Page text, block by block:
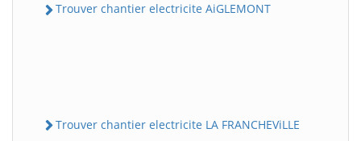
Trouver chantier electricite AiGLEMONT
Trouver chantier electricite LA FRANCHEViLLE